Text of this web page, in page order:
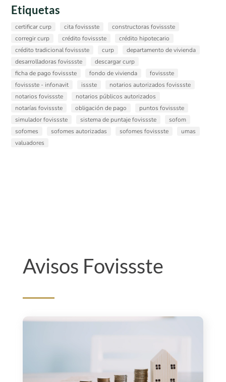
Etiquetas
certificar curp cita fovissste
constructoras fovissste
corregir curp
crédito fovissste
crédito hipotecario
crédito tradicional fovissste
curp
departamento de vivienda
desarrolladoras fovissste
descargar curp
ficha de pago fovissste
fondo de vivienda
fovissste
fovissste - infonavit
issste
notarios autorizados fovissste
notarios fovissste
notarios públicos autorizados
notarías fovissste
obligación de pago
puntos fovissste
simulador fovissste
sistema de puntaje fovissste
sofom
sofomes
sofomes autorizadas sofomes fovissste
umas
valuadores
Avisos Fovissste